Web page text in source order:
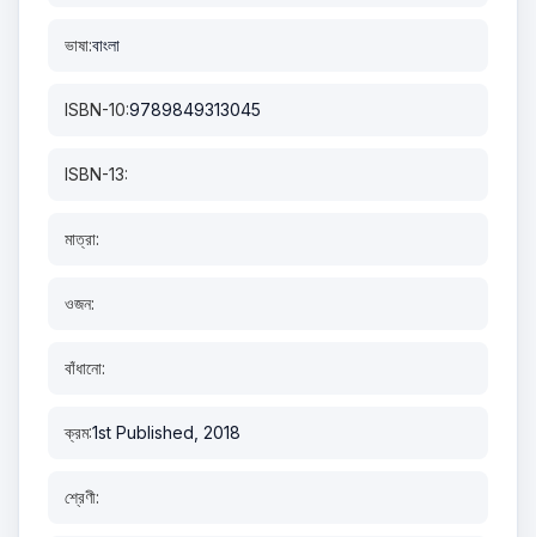
ভাষা:বাংলা
ISBN-10:9789849313045
ISBN-13:
মাত্রা:
ওজন:
বাঁধানো:
ক্রম:1st Published, 2018
শ্রেণী: